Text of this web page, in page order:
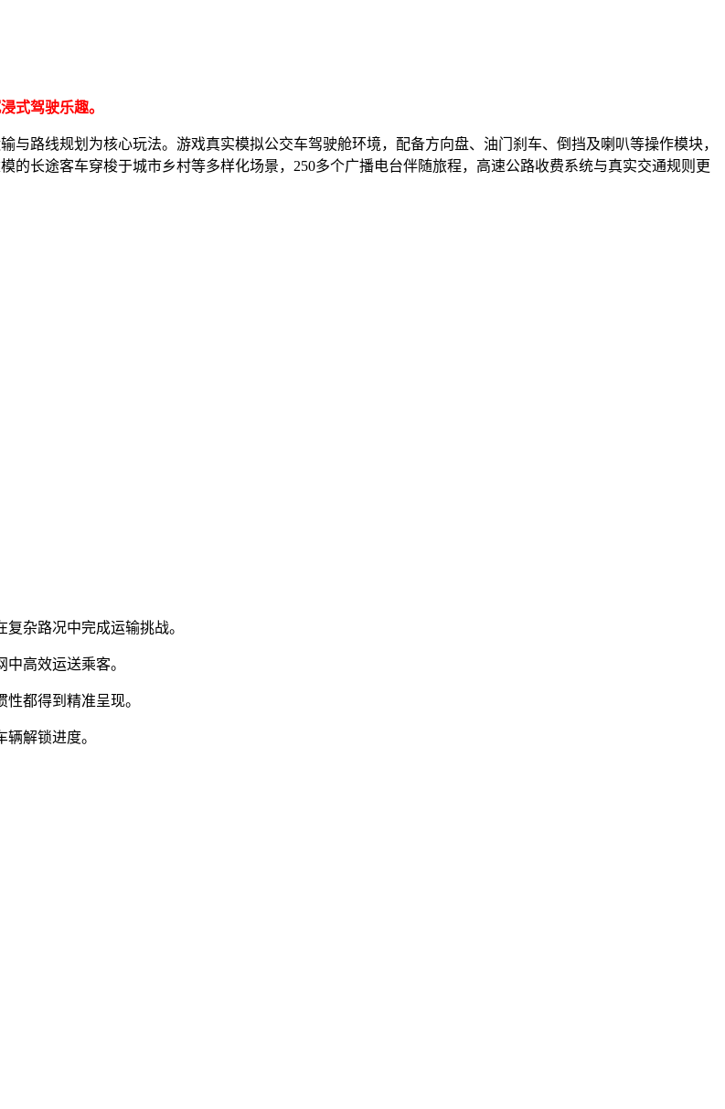
式驾驶乐趣。
与路线规划为核心玩法。游戏真实模拟公交车驾驶舱环境，配备方向盘、油门刹车、倒挡及喇叭等操作模块，
长途客车穿梭于城市乡村等多样化场景，250多个广播电台伴随旅程，高速公路收费系统与真实交通规则更
杂路况中完成运输挑战。
高效运送乘客。
都得到精准呈现。
解锁进度。